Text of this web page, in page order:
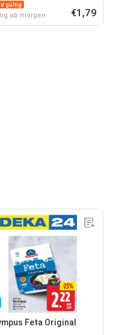
gültig
ab morgen €1,79
Feta Original